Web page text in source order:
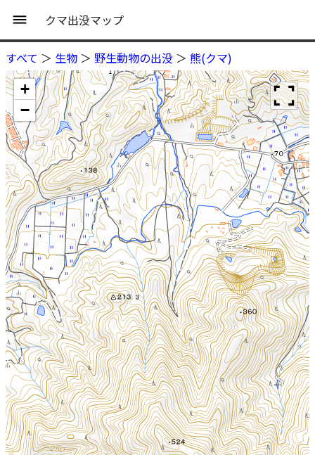
クマ出没マップ
すべて ＞ 生物 ＞ 野生動物の出没 ＞ 熊(クマ)
+
−